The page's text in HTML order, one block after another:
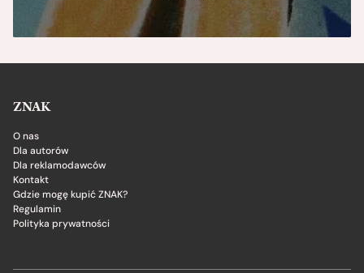
ZNAK
O nas
Dla autorów
Dla reklamodawców
Kontakt
Gdzie mogę kupić ZNAK?
Regulamin
Polityka prywatności